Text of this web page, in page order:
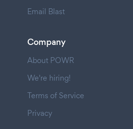
Email Blast
Company
About POWR
We're hiring!
Terms of Service
Privacy